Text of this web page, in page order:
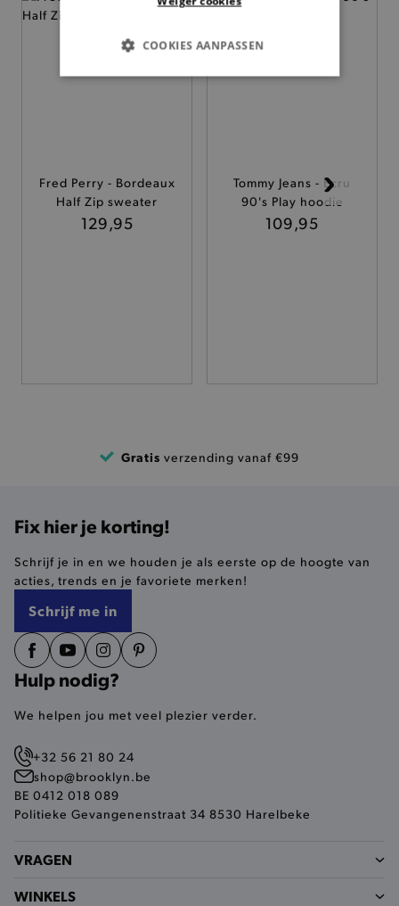
Fred Perry - Bordeaux
Half Zip sweater
129,95
Tommy Jeans - Ecru
90's Play hoodie
109,95
Gratis verzending vanaf €99
Fix hier je korting!
Schrijf je in en we houden je als eerste op de hoogte van
acties, trends en je favoriete merken!
Schrijf me in
Hulp nodig?
We helpen jou met veel plezier verder.
+32 56 21 80 24
shop@brooklyn.be
BE 0412 018 089
Politieke Gevangenenstraat 34 8530 Harelbeke
VRAGEN
WINKELS
COOKIES AANPASSEN
BASIS COOKIES
FUNCTIONALITEIT
Naam
pickupStoreVal
product-out-of-stock-modal